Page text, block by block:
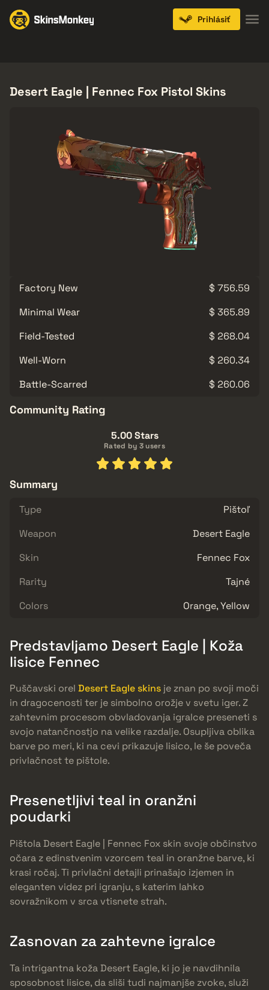
Prihlásiť
Desert Eagle | Fennec Fox Pistol Skins
Factory New
$ 756.59
Minimal Wear
$ 365.89
Field-Tested
$ 268.04
Well-Worn
$ 260.34
Battle-Scarred
$ 260.06
Community Rating
5.00 Stars
Rated by 3 users
Summary
Type
Pištoľ
Weapon
Desert Eagle
Skin
Fennec Fox
Rarity
Tajné
Colors
Orange, Yellow
Predstavljamo Desert Eagle | Koža
lisice Fennec
Puščavski orel Desert Eagle skins je znan po svoji moči
in dragocenosti ter je simbolno orožje v svetu iger. Z
zahtevnim procesom obvladovanja igralce preseneti s
svojo natančnostjo na velike razdalje. Osupljiva oblika
barve po meri, ki na cevi prikazuje lisico, le še poveča
privlačnost te pištole.
Presenetljivi teal in oranžni
poudarki
Pištola Desert Eagle | Fennec Fox skin svoje občinstvo
očara z edinstvenim vzorcem teal in oranžne barve, ki
krasi ročaj. Ti privlačni detajli prinašajo izjemen in
eleganten videz pri igranju, s katerim lahko
sovražnikom v srca vtisnete strah.
Zasnovan za zahtevne igralce
Ta intrigantna koža Desert Eagle, ki jo je navdihnila
sposobnost lisice, da sliši tudi najmanjše zvoke, služi